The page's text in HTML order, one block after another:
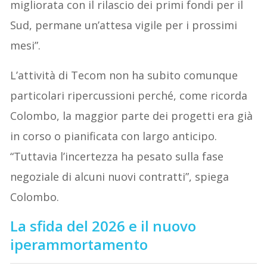
migliorata con il rilascio dei primi fondi per il
Sud, permane un’attesa vigile per i prossimi
mesi”.
L’attività di Tecom non ha subito comunque
particolari ripercussioni perché, come ricorda
Colombo, la maggior parte dei progetti era già
in corso o pianificata con largo anticipo.
“Tuttavia l’incertezza ha pesato sulla fase
negoziale di alcuni nuovi contratti”, spiega
Colombo.
La sfida del 2026 e il nuovo
iperammortamento